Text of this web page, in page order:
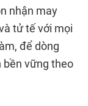
nhận may
tử tế với mọi
để dòng
bền vững theo